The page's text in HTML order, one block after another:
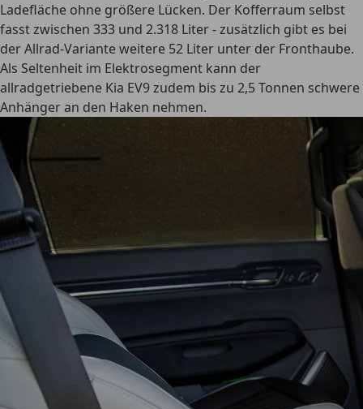
Ladefläche ohne größere Lücken. Der Kofferraum selbst
fasst zwischen 333 und 2.318 Liter - zusätzlich gibt es bei
der Allrad-Variante weitere 52 Liter unter der Fronthaube.
Als Seltenheit im Elektrosegment kann der
allradgetriebene Kia EV9 zudem bis zu 2,5 Tonnen schwere
Anhänger an den Haken nehmen.